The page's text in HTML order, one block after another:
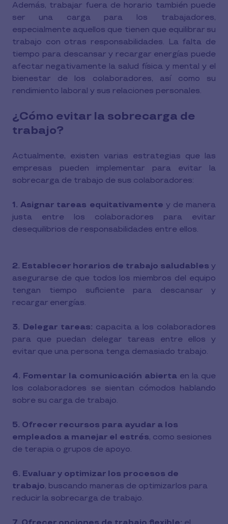
Además, trabajar fuera de horario también puede
ser una carga para los trabajadores,
especialmente aquellos que tienen que equilibrar su
trabajo con otras responsabilidades. La falta de
tiempo para descansar y recargar energías puede
afectar negativamente la salud física y mental y el
bienestar de los colaboradores, así como su
rendimiento laboral y sus relaciones personales.
¿Cómo evitar la sobrecarga de
trabajo?
Actualmente, existen varias estrategias que las
empresas pueden implementar para evitar la
sobrecarga de trabajo de sus colaboradores:
1. Asignar tareas equitativamente y de manera
justa entre los colaboradores para evitar
desequilibrios de responsabilidades entre ellos.
2. Establecer horarios de trabajo saludables y
asegurarse de que todos los miembros del equipo
tengan tiempo suficiente para descansar y
recargar energías.
3. Delegar tareas: capacita a los colaboradores
para que puedan delegar tareas entre ellos y
evitar que una persona tenga demasiado trabajo.
4. Fomentar la comunicación abierta en la que
los colaboradores se sientan cómodos hablando
sobre su carga de trabajo.
5. Ofrecer recursos para ayudar a los
empleados a manejar el estrés, como sesiones
de terapia o grupos de apoyo.
6. Evaluar y optimizar los procesos de
trabajo, buscando maneras de optimizarlos para
reducir la sobrecarga de trabajo.